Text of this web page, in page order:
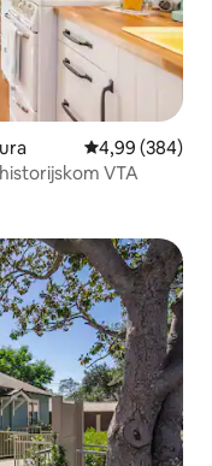
Prosječna
4,99 (384)
VTA